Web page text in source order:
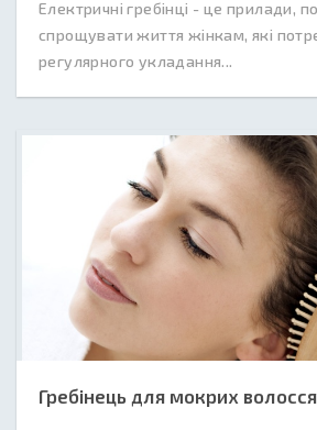
Електричні гребінці - це прилади,
спрощувати життя жінкам, які
регулярного укладання...
Гребінець для мокрих волосся